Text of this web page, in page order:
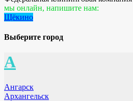
мы онлайн, напишите нам:
Щёкино
Выберите город
А
Ангарск
Архангельск